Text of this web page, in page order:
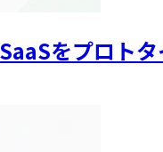
をプロト